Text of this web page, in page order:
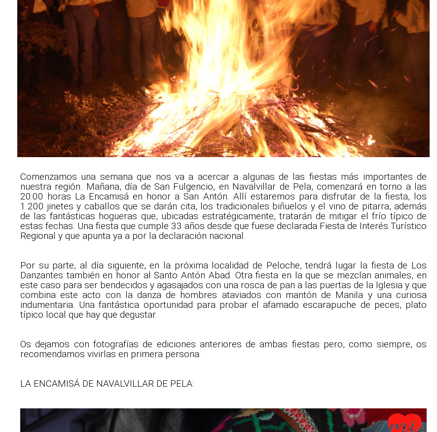
Comenzamos una semana que nos va a acercar a algunas de las fiestas más importantes de
nuestra región. Mañana, día de San Fulgencio, en Navalvillar de Pela, comenzará en torno a las
20:00 horas La Encamisá en honor a San Antón. Allí estaremos para disfrutar de la fiesta, los
1.200 jinetes y caballos que se darán cita, los tradicionales biñuelos y el vino de pitarra, además
de las fantásticas hogueras que, ubicadas estratégicamente, tratarán de mitigar el frío típico de
estas fechas. Una fiesta que cumple 33 años desde que fuese declarada Fiesta de Interés Turístico
Regional y que apunta ya a por la declaración nacional.
Por su parte, al día siguiente, en la próxima localidad de Peloche, tendrá lugar la fiesta de Los
Danzantes también en honor al Santo Antón Abad. Otra fiesta en la que se mezclan animales, en
este caso para ser bendecidos y agasajados con una rosca de pan a las puertas de la Iglesia y que
combina este acto con la danza de hombres ataviados con mantón de Manila y una curiosa
indumentaria. Una fantástica oportunidad para probar el afamado escarapuche de peces, plato
típico local que hay que degustar.
Os dejamos con fotografías de ediciones anteriores de ambas fiestas pero, como siempre, os
recomendamos vivirlas en primera persona.
LA ENCAMISÁ DE NAVALVILLAR DE PELA: